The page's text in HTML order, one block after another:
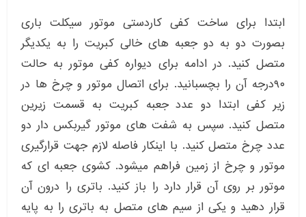
ابتدا برای ساخت کفی کاردستی موتور سیکلت باری
بصورت دو به دو جعبه های خالی کبریت را به یکدیگر
متصل کنید. در ادامه برای دیواره کفی موتور به حالت
۹۰درجه آن را بچسبانید. برای اتصال موتور و چرخ ها در
زیر کفی ابتدا دو عدد جعبه کبریت به قسمت زیرین
متصل کنید. سپس به شفت های موتور گیربکس دار دو
عدد چرخ متصل کنید. با اینکار فاصله لازم جهت قرارگیری
موتور و چرخ از زمین فراهم میشود. کشوی جعبه ای که
موتور بر روی آن قرار دارد را باز کنید. باتری را درون آن
قرار دهید و یکی از سیم های متصل به باتری را به پایه